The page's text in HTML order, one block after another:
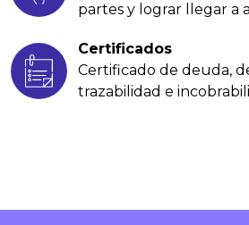
partes y lograr llegar a
Certificados
Certificado de deuda,
trazabilidad e